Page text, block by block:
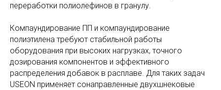
переработки полиолефинов в гранулу.
Компаундирование ПП и компаундирование
полиэтилена требуют стабильной работы
оборудования при высоких нагрузках, точного
дозирования компонентов и эффективного
распределения добавок в расплаве. Для таких задач
USEON применяет сонаправленные двухшнековые